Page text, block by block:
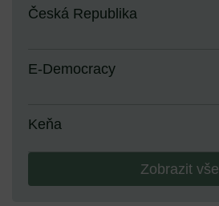
Česká Republika
E-Democracy
Keňa
Zobrazit vše